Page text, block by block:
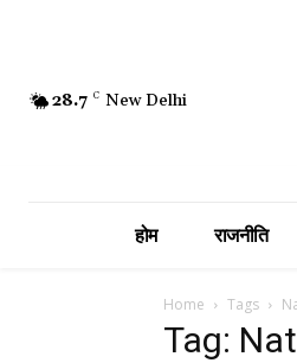
28.7 C New Delhi
होम राजनीति
Home Tags
Tag: